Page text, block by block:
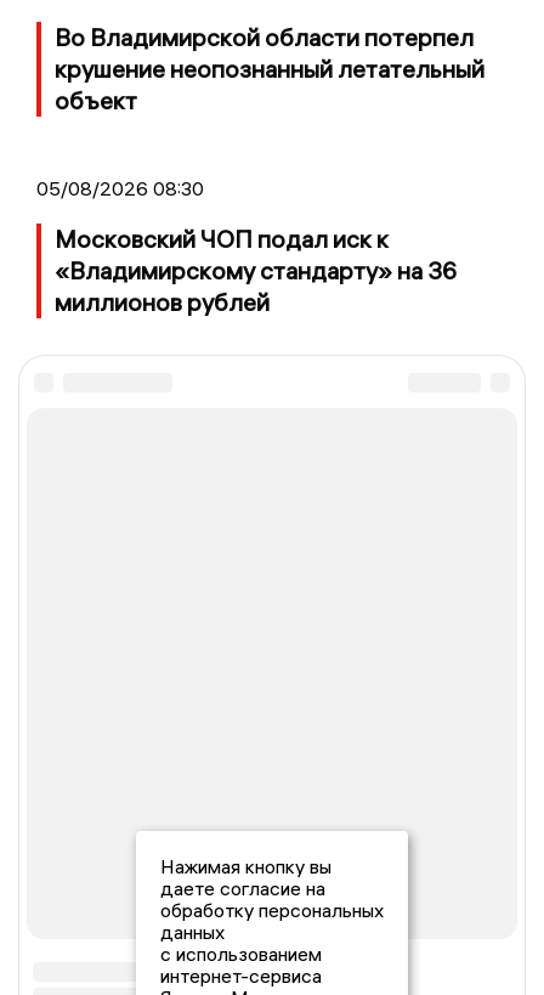
Во Владимирской области потерпел
крушение неопознанный летательный
объект
05/08/2026 08:30
Московский ЧОП подал иск к
«Владимирскому стандарту» на 36
миллионов рублей
Нажимая кнопку вы
даете согласие на
обработку персональных
данных
с использованием
интернет-сервиса